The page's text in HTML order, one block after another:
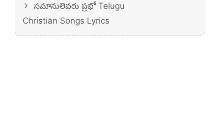
సమానులెవరు ప్రభో Telugu
Christian Songs Lyrics